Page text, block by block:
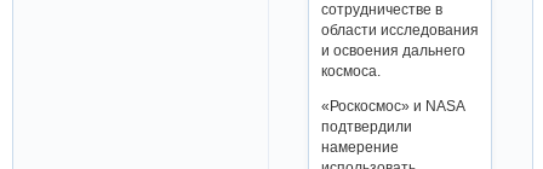
сотрудничестве в
области исследования
и освоения дальнего
космоса.
«Роскосмос» и NASA
подтвердили
намерение